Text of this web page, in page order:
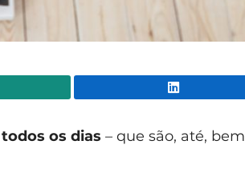
os dias – que são, até, bem